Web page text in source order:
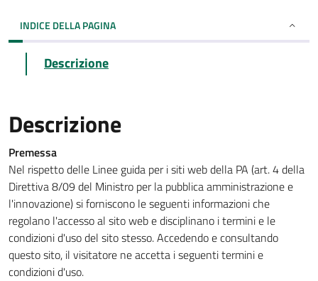
INDICE DELLA PAGINA
Descrizione
Descrizione
Premessa
Nel rispetto delle Linee guida per i siti web della PA (art. 4 della
Direttiva 8/09 del Ministro per la pubblica amministrazione e
l'innovazione) si forniscono le seguenti informazioni che
regolano l'accesso al sito web e disciplinano i termini e le
condizioni d'uso del sito stesso. Accedendo e consultando
questo sito, il visitatore ne accetta i seguenti termini e
condizioni d'uso.